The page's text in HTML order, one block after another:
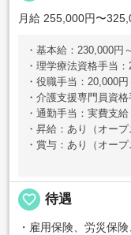
月給 255,000円〜
・基本給：230,000円
・理学療法資格手当：
・役職手当：20,000
・介護支援専門員資
・通勤手当：実費支給
・昇給：あり（オー
・賞与：あり（オー
favorite_border 待遇
・雇用保険、労災保